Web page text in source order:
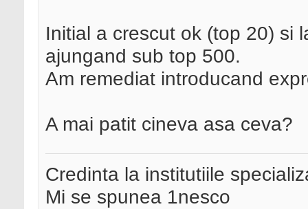
Initial a crescut ok (top 20) si
ajungand sub top 500.
Am remediat introducand
A mai patit cineva asa ceva?
Credinta la institutiile
Mi se spunea 1nesco